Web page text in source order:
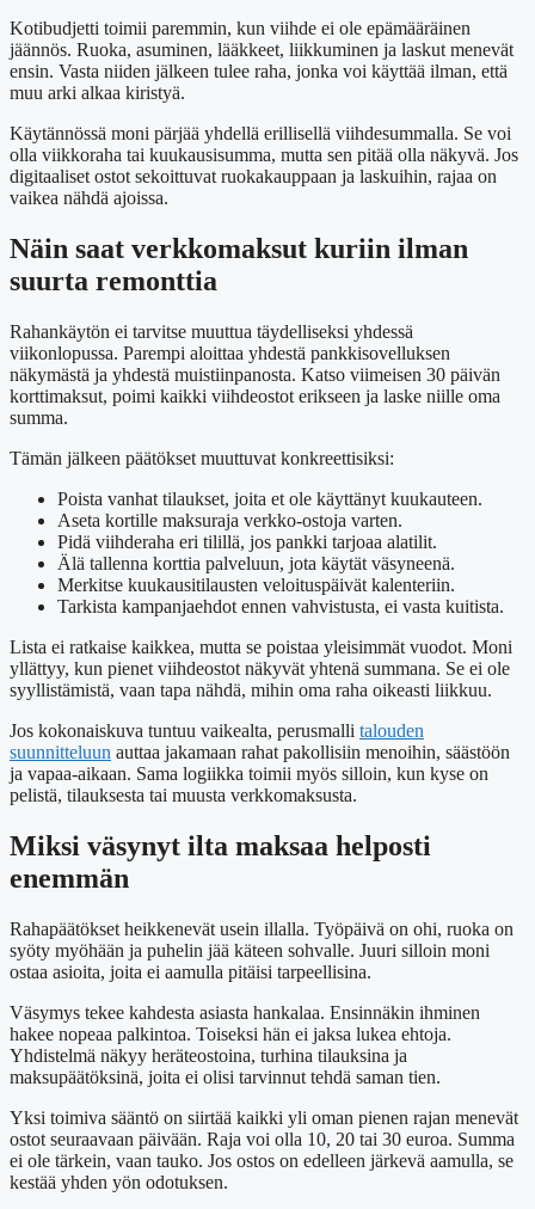
Kotibudjetti toimii paremmin, kun viihde ei ole epämääräinen
jäännös. Ruoka, asuminen, lääkkeet, liikkuminen ja laskut menevät
ensin. Vasta niiden jälkeen tulee raha, jonka voi käyttää ilman, että
muu arki alkaa kiristyä.
Käytännössä moni pärjää yhdellä erillisellä viihdesummalla. Se voi
olla viikkoraha tai kuukausisumma, mutta sen pitää olla näkyvä. Jos
digitaaliset ostot sekoittuvat ruokakauppaan ja laskuihin, rajaa on
vaikea nähdä ajoissa.
Näin saat verkkomaksut kuriin ilman
suurta remonttia
Rahankäytön ei tarvitse muuttua täydelliseksi yhdessä
viikonlopussa. Parempi aloittaa yhdestä pankkisovelluksen
näkymästä ja yhdestä muistiinpanosta. Katso viimeisen 30 päivän
korttimaksut, poimi kaikki viihdeostot erikseen ja laske niille oma
summa.
Tämän jälkeen päätökset muuttuvat konkreettisiksi:
Poista vanhat tilaukset, joita et ole käyttänyt kuukauteen.
Aseta kortille maksuraja verkko-ostoja varten.
Pidä viihderaha eri tilillä, jos pankki tarjoaa alatilit.
Älä tallenna korttia palveluun, jota käytät väsyneenä.
Merkitse kuukausitilausten veloituspäivät kalenteriin.
Tarkista kampanjaehdot ennen vahvistusta, ei vasta kuitista.
Lista ei ratkaise kaikkea, mutta se poistaa yleisimmät vuodot. Moni
yllättyy, kun pienet viihdeostot näkyvät yhtenä summana. Se ei ole
syyllistämistä, vaan tapa nähdä, mihin oma raha oikeasti liikkuu.
Jos kokonaiskuva tuntuu vaikealta, perusmalli talouden
suunnitteluun auttaa jakamaan rahat pakollisiin menoihin, säästöön
ja vapaa-aikaan. Sama logiikka toimii myös silloin, kun kyse on
pelistä, tilauksesta tai muusta verkkomaksusta.
Miksi väsynyt ilta maksaa helposti
enemmän
Rahapäätökset heikkenevät usein illalla. Työpäivä on ohi, ruoka on
syöty myöhään ja puhelin jää käteen sohvalle. Juuri silloin moni
ostaa asioita, joita ei aamulla pitäisi tarpeellisina.
Väsymys tekee kahdesta asiasta hankalaa. Ensinnäkin ihminen
hakee nopeaa palkintoa. Toiseksi hän ei jaksa lukea ehtoja.
Yhdistelmä näkyy heräteostoina, turhina tilauksina ja
maksupäätöksinä, joita ei olisi tarvinnut tehdä saman tien.
Yksi toimiva sääntö on siirtää kaikki yli oman pienen rajan menevät
ostot seuraavaan päivään. Raja voi olla 10, 20 tai 30 euroa. Summa
ei ole tärkein, vaan tauko. Jos ostos on edelleen järkevä aamulla, se
kestää yhden yön odotuksen.